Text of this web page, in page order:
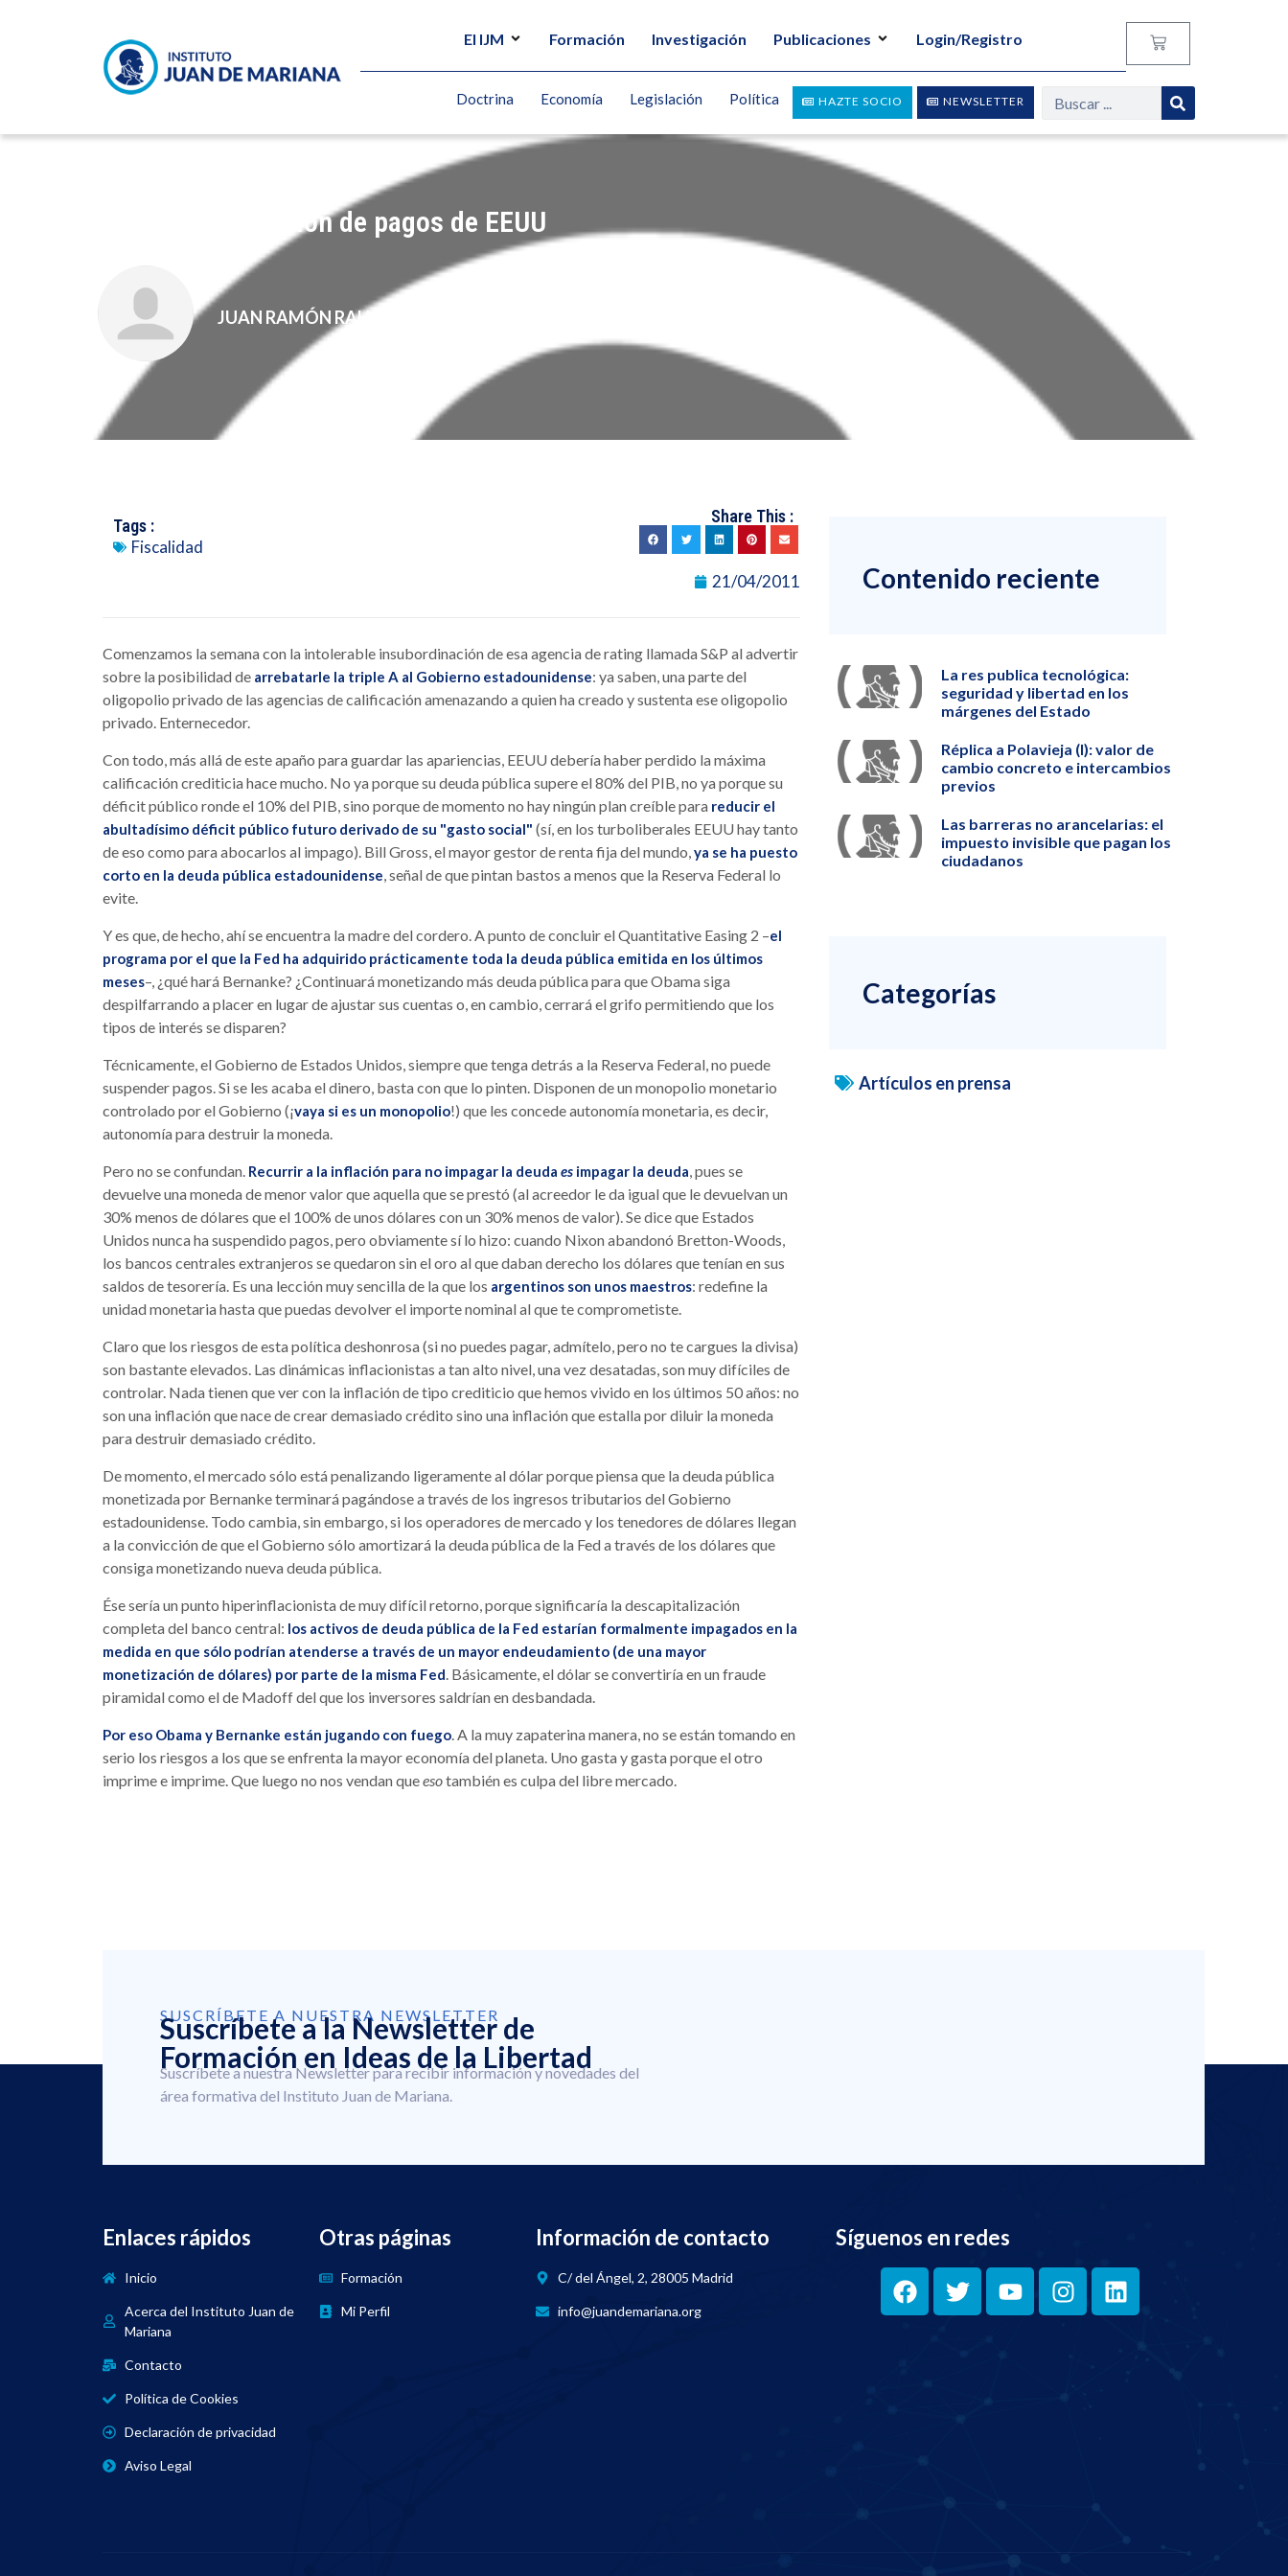
El IJM Formación Investigación Publicaciones Login/Registro
NEWSLETTER
HAZTE SOCIO
Doctrina Economía Legislación Política
Sobre la suspensión de pagos de EEUU
JUAN RAMÓN RALLO
Tags :
Fiscalidad
Share This :
21/04/2011
Comenzamos la semana con la intolerable insubordinación de esa agencia de rating llamada S&P al advertir
sobre la posibilidad de arrebatarle la triple A al Gobierno estadounidense: ya saben, una parte del
oligopolio privado de las agencias de calificación amenazando a quien ha creado y sustenta ese oligopolio
privado. Enternecedor.
Con todo, más allá de este apaño para guardar las apariencias, EEUU debería haber perdido la máxima
calificación crediticia hace mucho. No ya porque su deuda pública supere el 80% del PIB, no ya porque su
déficit público ronde el 10% del PIB, sino porque de momento no hay ningún plan creíble para reducir el
abultadísimo déficit público futuro derivado de su "gasto social" (sí, en los turboliberales EEUU hay tanto
de eso como para abocarlos al impago). Bill Gross, el mayor gestor de renta fija del mundo,ya se ha puesto
corto en la deuda pública estadounidense, señal de que pintan bastos a menos que la Reserva Federal lo
evite.
Y es que, de hecho, ahí se encuentra la madre del cordero. A punto de concluir el Quantitative Easing 2 –el
programa por el que la Fed ha adquirido prácticamente toda la deuda pública emitida en los últimos
meses–, ¿qué hará Bernanke? ¿Continuará monetizando más deuda pública para que Obama siga
despilfarrando a placer en lugar de ajustar sus cuentas o, en cambio, cerrará el grifo permitiendo que los
tipos de interés se disparen?
Técnicamente, el Gobierno de Estados Unidos, siempre que tenga detrás a la Reserva Federal, no puede
suspender pagos. Si se les acaba el dinero, basta con que lo pinten. Disponen de un monopolio monetario
controlado por el Gobierno (¡vaya si es un monopolio!) que les concede autonomía monetaria, es decir,
autonomía para destruir la moneda.
Pero no se confundan. Recurrir a la inflación para no impagar la deuda es impagar la deuda, pues se
devuelve una moneda de menor valor que aquella que se prestó (al acreedor le da igual que le devuelvan un
30% menos de dólares que el 100% de unos dólares con un 30% menos de valor). Se dice que Estados
Unidos nunca ha suspendido pagos, pero obviamente sí lo hizo: cuando Nixon abandonó Bretton-Woods,
los bancos centrales extranjeros se quedaron sin el oro al que daban derecho los dólares que tenían en sus
saldos de tesorería. Es una lección muy sencilla de la que los argentinos son unos maestros: redefine la
unidad monetaria hasta que puedas devolver el importe nominal al que te comprometiste.
Claro que los riesgos de esta política deshonrosa (si no puedes pagar, admítelo, pero no te cargues la divisa)
son bastante elevados. Las dinámicas inflacionistas a tan alto nivel, una vez desatadas, son muy difíciles de
controlar. Nada tienen que ver con la inflación de tipo crediticio que hemos vivido en los últimos 50 años: no
son una inflación que nace de crear demasiado crédito sino una inflación que estalla por diluir la moneda
para destruir demasiado crédito.
De momento, el mercado sólo está penalizando ligeramente al dólar porque piensa que la deuda pública
monetizada por Bernanke terminará pagándose a través de los ingresos tributarios del Gobierno
estadounidense. Todo cambia, sin embargo, si los operadores de mercado y los tenedores de dólares llegan
a la convicción de que el Gobierno sólo amortizará la deuda pública de la Fed a través de los dólares que
consiga monetizando nueva deuda pública.
Ése sería un punto hiperinflacionista de muy difícil retorno, porque significaría la descapitalización
completa del banco central: los activos de deuda pública de la Fed estarían formalmente impagados en la
medida en que sólo podrían atenderse a través de un mayor endeudamiento (de una mayor
monetización de dólares) por parte de la misma Fed. Básicamente, el dólar se convertiría en un fraude
piramidal como el de Madoff del que los inversores saldrían en desbandada.
Por eso Obama y Bernanke están jugando con fuego. A la muy zapaterina manera, no se están tomando en
serio los riesgos a los que se enfrenta la mayor economía del planeta. Uno gasta y gasta porque el otro
imprime e imprime. Que luego no nos vendan queesotambién es culpa del libre mercado.
Contenido reciente
La res publica tecnológica:
seguridad y libertad en los
márgenes del Estado
Réplica a Polavieja (I): valor de
cambio concreto e intercambios
previos
Las barreras no arancelarias: el
impuesto invisible que pagan los
ciudadanos
Categorías
Artículos en prensa
SUSCRÍBETE A NUESTRA NEWSLETTER
Suscríbete a la Newsletter de
Formación en Ideas de la Libertad
Suscríbete a nuestra Newsletter para recibir información y novedades del
área formativa del Instituto Juan de Mariana.
Enlaces rápidos
Inicio
Acerca del Instituto Juan de
Mariana
Contacto
Política de Cookies
Declaración de privacidad
Aviso Legal
Otras páginas
Formación
Mi Perfil
Información de contacto
C/ del Ángel, 2, 28005 Madrid
info@juandemariana.org
Síguenos en redes